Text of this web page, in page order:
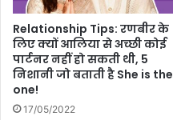
स्कि
न
के
य
र
टि
Relationship Tips: रणबीर के
लिए क्यों आलिया से अच्छी कोई
पार्टनर नहीं हो सकती थी, 5
निशानी जो बताती है She is the
one!
17/05/2022